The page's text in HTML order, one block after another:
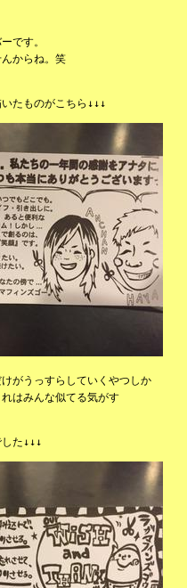
です。
からね。笑
たものがこちら↓↓↓
がうっすらしていくやつしか
はみんな似てる気がす
た↓↓↓